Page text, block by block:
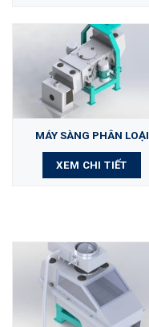
MÁY SÀNG PHÂN LOẠI
XEM CHI TIẾT